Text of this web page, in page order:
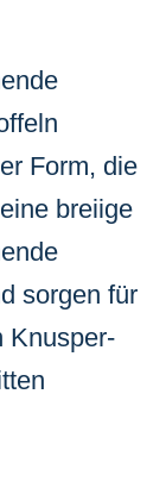
Form, die
breiige
sorgen für
Knusper-